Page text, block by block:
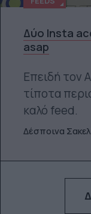
Δύο Insta
asap
Επειδή τον
τίποτα
καλό feed.
Δέσποινα